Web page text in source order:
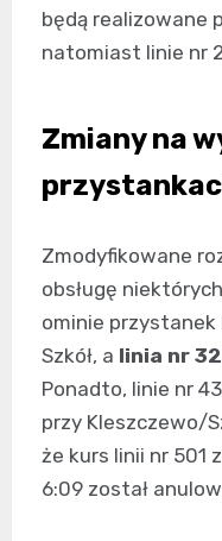
będą realizowane
natomiast linie nr
Zmiany na
Zmodyfikowane
obsługę
ominie przystanek
Szkół, a linia nr
Ponadto, linie nr
przy Kleszczewo/
że kurs linii nr 501
6:09 został